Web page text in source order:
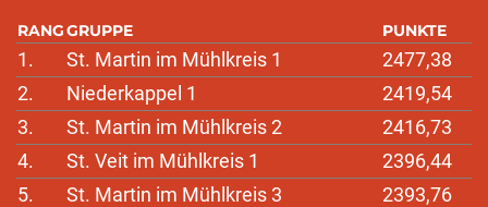
RANGGRUPPE PUNKTE
1. St. Martin im Mühlkreis 1
2477,38
2.
Niederkappel 1
2419,54
3.
St. Martin im Mühlkreis 2
2416,73
4.
St. Veit im Mühlkreis 1
2396,44
5.
St. Martin im Mühlkreis 3 2393,76